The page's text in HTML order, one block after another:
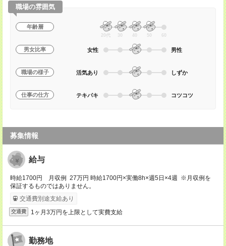
職場の雰囲気
年齢層
20代 30 40 50 60
男女比率 女性 男性
職場の様子 活気あり しずか
仕事の仕方 テキパキ コツコツ
募集情報
給与
時給1700円 月収例 27万円 時給1700円×実働8h×週5日×4週 ※月収例を
保証するものではありません。
交通費別途支給あり
交通費 1ヶ月3万円を上限として実費支給
勤務地